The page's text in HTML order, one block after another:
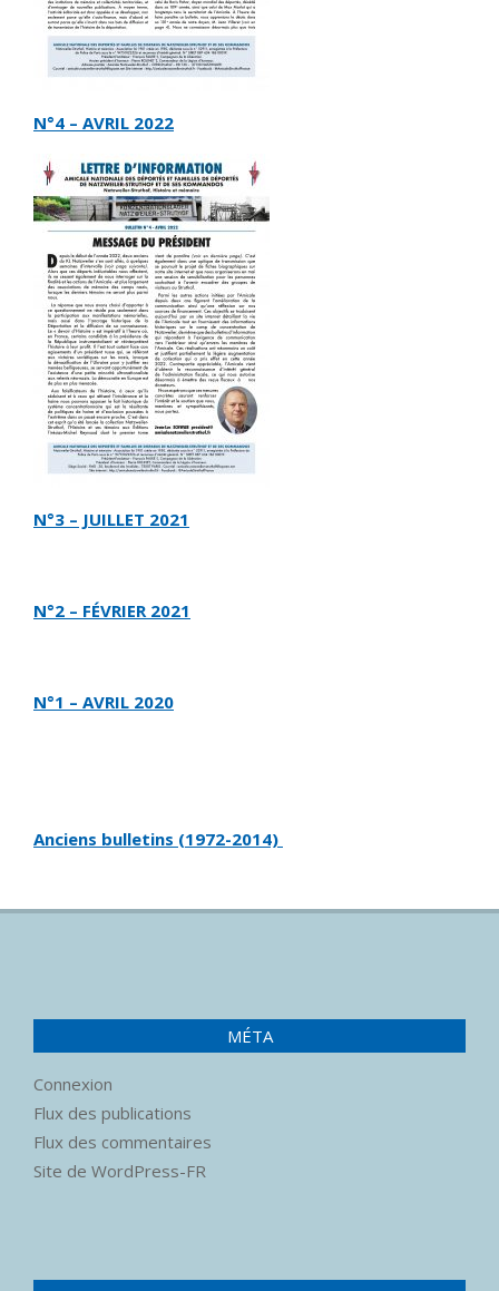
N°4 – AVRIL 2022
N°3 – JUILLET 2021
N°2 – FÉVRIER 2021
N°1 – AVRIL 2020
Anciens bulletins (1972-2014)
MÉTA
Connexion
Flux des publications
Flux des commentaires
Site de WordPress-FR